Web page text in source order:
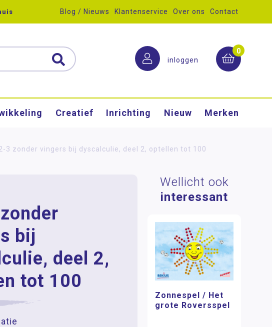
Blog / Nieuws Klantenservice Over ons Contact
inloggen
0
Creatief Inrichting Nieuw Merken
3 zonder vingers bij dyscalculie, deel 2, optellen tot 100
bij
deel 2,
tot 100
Wellicht ook
interessant
Zonnespel / Het
grote Roversspel